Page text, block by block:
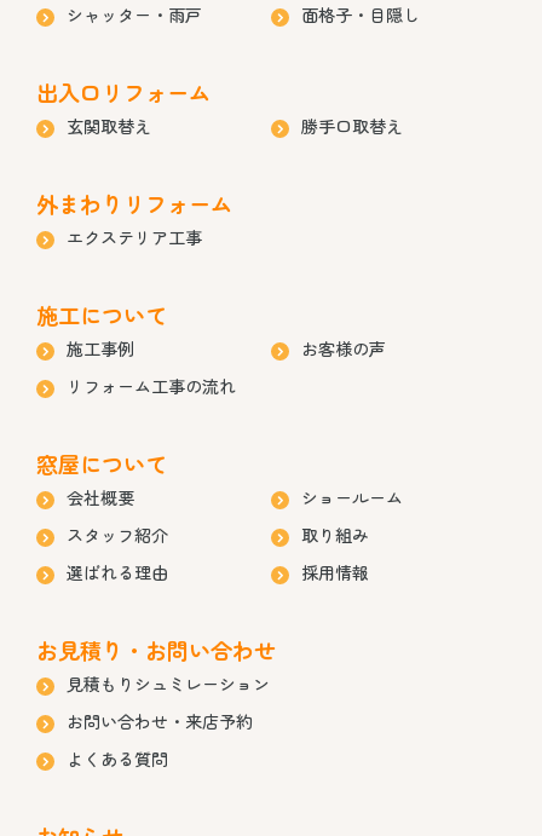
シャッター・雨戸
面格子・目隠し
出入口リフォーム
玄関取替え 勝手口取替え
外まわりリフォーム
エクステリア工事
施工について
施工事例
お客様の声
リフォーム工事の流れ
窓屋について
会社概要
ショールーム
スタッフ紹介
取り組み
選ばれる理由
採用情報
お見積り・お問い合わせ
見積もりシュミレーション
お問い合わせ・来店予約
よくある質問